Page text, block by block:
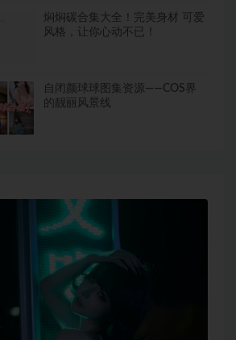
焖焖碳合集大全！完美身材 可爱
风格，让你心动不已！
自闭颜球球图集资源——COS界
的靓丽风景线